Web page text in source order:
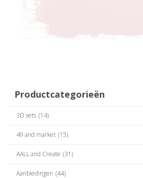
Productcategorieën
3D sets (14)
49 and market (15)
AALL and Create (31)
Aanbiedingen (44)